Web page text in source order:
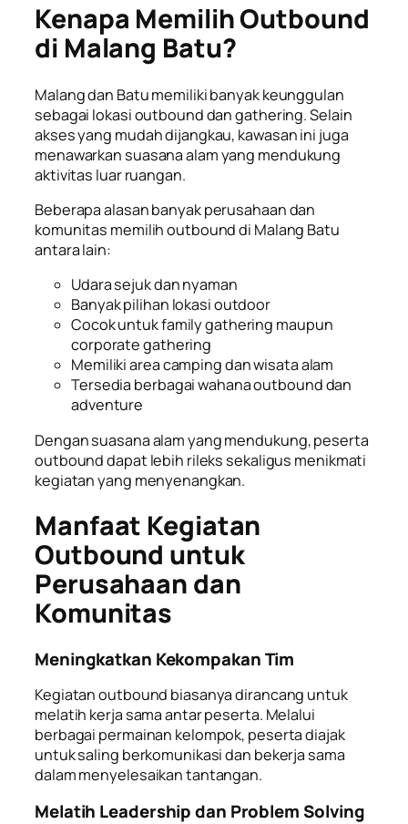
Kenapa Memilih Outbound
di Malang Batu?
Malang dan Batu memiliki banyak keunggulan
sebagai lokasi outbound dan gathering. Selain
akses yang mudah dijangkau, kawasan ini juga
menawarkan suasana alam yang mendukung
aktivitas luar ruangan.
Beberapa alasan banyak perusahaan dan
komunitas memilih outbound di Malang Batu
antara lain:
Udara sejuk dan nyaman
Banyak pilihan lokasi outdoor
Cocok untuk family gathering maupun
corporate gathering
Memiliki area camping dan wisata alam
Tersedia berbagai wahana outbound dan
adventure
Dengan suasana alam yang mendukung, peserta
outbound dapat lebih rileks sekaligus menikmati
kegiatan yang menyenangkan.
Manfaat Kegiatan
Outbound untuk
Perusahaan dan
Komunitas
Meningkatkan Kekompakan Tim
Kegiatan outbound biasanya dirancang untuk
melatih kerja sama antar peserta. Melalui
berbagai permainan kelompok, peserta diajak
untuk saling berkomunikasi dan bekerja sama
dalam menyelesaikan tantangan.
Melatih Leadership dan Problem Solving